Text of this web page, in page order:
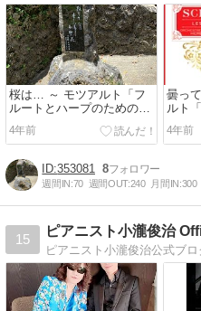
桜は… ～ モツアルト「フ
ルートとハープのためのコ
ンチェルト」
4年前
曇っ
ルト
番」
4年前
353081 8
週間IN:70 週間OUT:240 月間IN:300
15
ピアニスト小瀧俊治